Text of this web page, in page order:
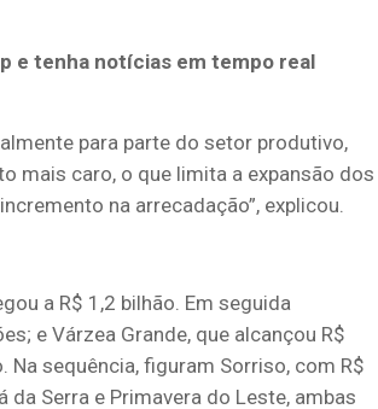
e tenha notícias em tempo real
para parte do setor produtivo,
mais caro, o que limita a expansão dos
na arrecadação”, explicou.
a R$ 1,2 bilhão. Em seguida
e Várzea Grande, que alcançou R$
sequência, figuram Sorriso, com R$
Serra e Primavera do Leste, ambas